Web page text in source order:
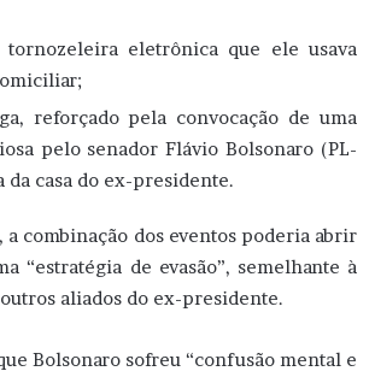
tornozeleira eletrônica que ele usava
reforçado pela convocação de uma
pelo senador Flávio Bolsonaro (PL-
da casa do ex-presidente.
a combinação dos eventos poderia abrir
“estratégia de evasão”, semelhante à
aliados do ex-presidente.
Bolsonaro sofreu “confusão mental e